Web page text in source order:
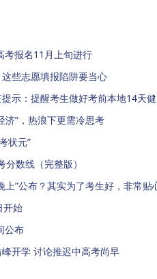
考报名11月上旬进行
些志愿填报陷阱要当心
示：提醒考生做好考前本地14天
济”，热浪下更需冷思考
状元”
数线（完整版）
上”公布？其实为了考生好，非常贴
开始
公布
开学 讨论推迟中高考尚早